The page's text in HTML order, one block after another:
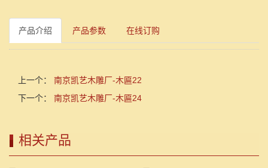
产品介绍 产品参数 在线订购
上一个：
南京凯艺木雕厂-木匾22
下一个：
南京凯艺木雕厂-木匾24
相关产品